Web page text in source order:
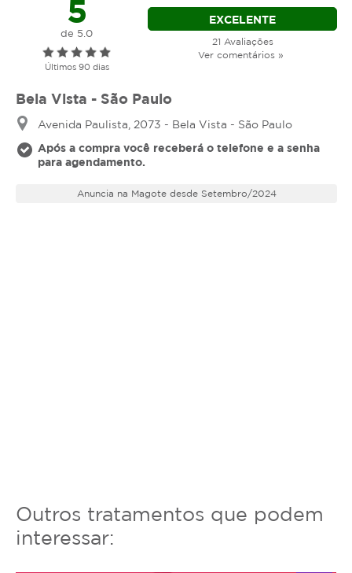
5
de 5.0
Últimos 90 dias
EXCELENTE
21 Avaliações
Ver comentários »
Bela Vista - São Paulo
Avenida Paulista, 2073 - Bela Vista - São Paulo
Após a compra você receberá o telefone e a senha
para agendamento.
Anuncia na Magote desde Setembro/2024
Outros tratamentos que podem
interessar: